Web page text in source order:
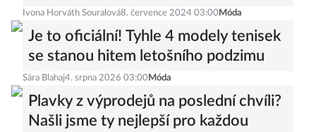
Ivona Horváth Souralová8. července 2024 03:00 Móda
Je to oficiální! Tyhle 4 modely tenisek
se stanou hitem letošního podzimu
Sára Blahaj4. srpna 2026 03:00 Móda
Plavky z výprodejů na poslední chvíli?
Našli jsme ty nejlepší pro každou